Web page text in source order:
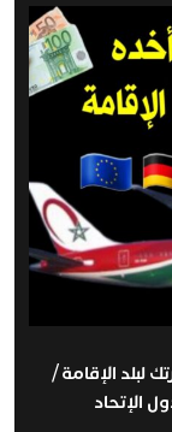
لبلد الإقامة /
الإتحاد